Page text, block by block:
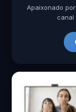
Apaixonado
canal